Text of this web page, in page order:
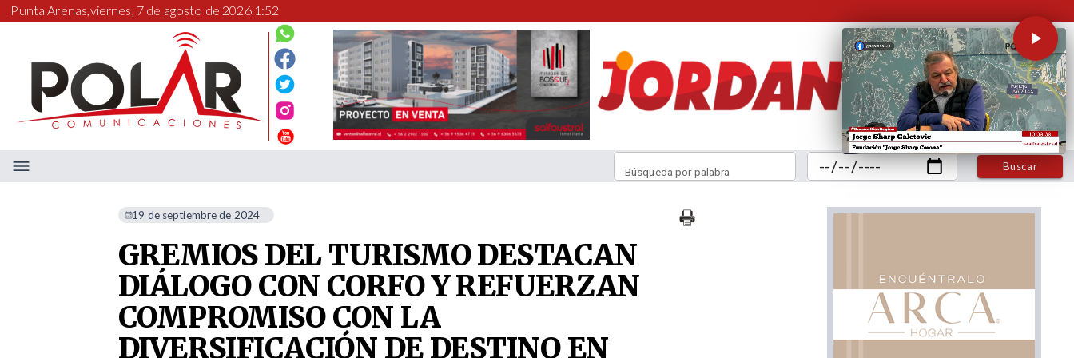
Punta Arenas,viernes, 7 de agosto de 2026 1:52
Buscar
Búsqueda por palabra
19 de septiembre de 2024
GREMIOS DEL TURISMO DESTACAN
DIÁLOGO CON CORFO Y REFUERZAN
COMPROMISO CON LA
DIVERSIFICACIÓN DE DESTINO EN